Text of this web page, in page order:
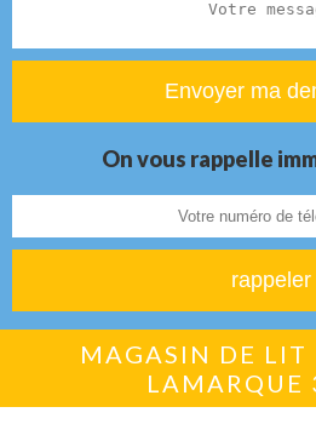
On vous rappelle
MAGASIN DE LIT
LAMARQUE